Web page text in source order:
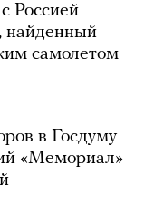
Россией
найденный
самолетом
в Госдуму
«Мемориал»